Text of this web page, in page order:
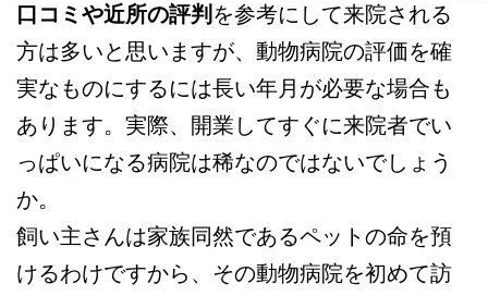
口コミや近所の評判 を参考にして来院される
方は多いと思いますが、動物病院の評価を確
実なものにするには長い年月が必要な場合も
あります。実際、開業してすぐに来院者でい
っぱいになる病院は稀なのではないでしょう
か。
飼い主さんは家族同然であるペットの命を預
けるわけですから、その動物病院を初めて訪